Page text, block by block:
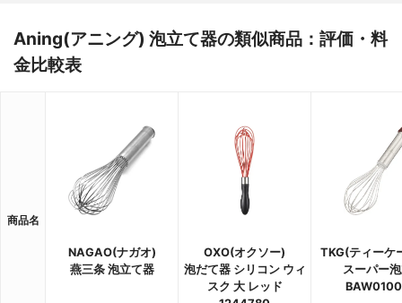
Aning(アニング) 泡立て器の類似商品：評価・料
金比較表
商品名
NAGAO(ナガオ)
燕三条 泡立て器
OXO(オクソー)
泡だて器 シリコン ウィ
スク 大 レッド
TKG(ティーケ
スーパー